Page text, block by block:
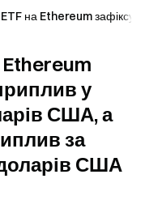
ETF на Ethereum
Ethereum
у
США, а
за
США